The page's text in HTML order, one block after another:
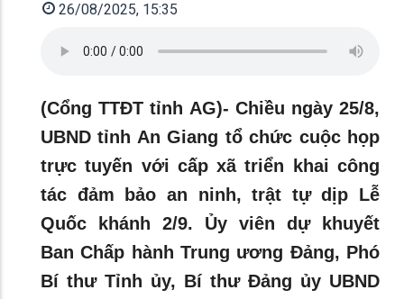
26/08/2025, 15:35
(Cổng TTĐT tỉnh AG)- Chiều ngày 25/8,
UBND tỉnh An Giang tổ chức cuộc họp
trực tuyến với cấp xã triển khai công
tác đảm bảo an ninh, trật tự dịp Lễ
Quốc khánh 2/9. Ủy viên dự khuyết
Ban Chấp hành Trung ương Đảng, Phó
Bí thư Tỉnh ủy, Bí thư Đảng ủy UBND